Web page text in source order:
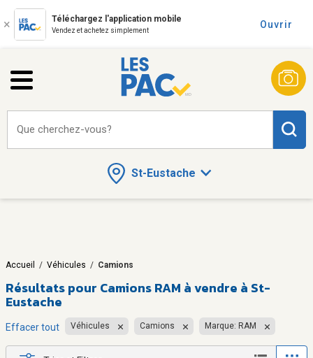
Téléchargez l'application mobile
Vendez et achetez simplement
Ouvrir
St-Eustache
Que cherchez-vous?
Accueil / Véhicules / Camions
Résultats pour Camions RAM à vendre à St-
Eustache
Effacer tout Véhicules Camions Marque: RAM